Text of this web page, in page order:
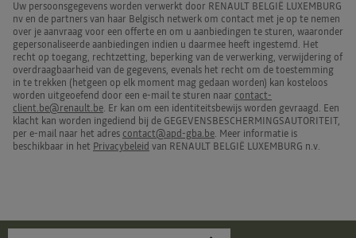
Uw persoonsgegevens worden verwerkt door RENAULT BELGIË LUXEMBURG
nv en de partners van haar Belgisch netwerk om contact met je op te nemen
over je aanvraag voor een offerte en om u aanbiedingen te sturen, waaronder
gepersonaliseerde aanbiedingen indien u daarmee heeft ingestemd. Het
recht op toegang, rechtzetting, beperking van de verwerking, verwijdering of
overdraagbaarheid van de gegevens, evenals het recht om de toestemming
in te trekken (hetgeen op elk moment mag gedaan worden) kan kosteloos
worden uitgeoefend door een e-mail te sturen naar contact-
client.be@renault.be. Er kan om een identiteitsbewijs worden gevraagd. Een
klacht kan worden ingediend bij de GEGEVENSBESCHERMINGSAUTORITEIT,
per e-mail naar het adres contact@apd-gba.be. Meer informatie is
beschikbaar in het Privacybeleid van RENAULT BELGIË LUXEMBURG n.v.